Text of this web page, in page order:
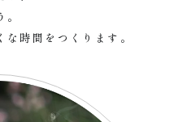
時間をつくります。